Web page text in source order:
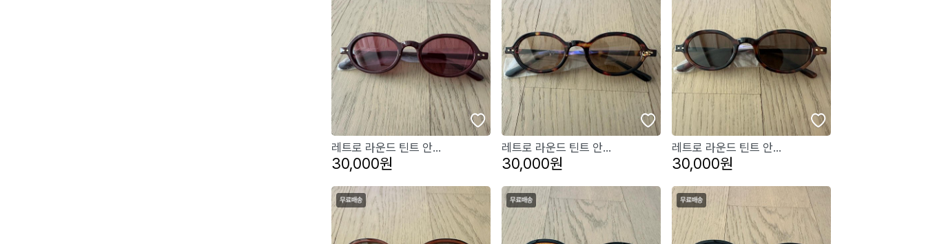
레트로 라운드 틴트 안...
30,000원
레트로 라운드 틴트 안...
30,000원
레트로 라운드 틴트 안...
30,000원